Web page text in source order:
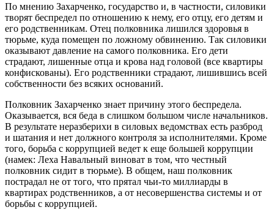
По мнению Захарченко, государство и, в частности, силовики
творят беспредел по отношению к нему, его отцу, его детям и
его родственникам. Отец полковника лишился здоровья в
тюрьме, куда помещен по ложному обвинению. Так силовики
оказывают давление на самого полковника. Его дети
страдают, лишенные отца и крова над головой (все квартиры
конфискованы). Его родственники страдают, лишившись всей
собственности без всяких оснований.
Полковник Захарченко знает причину этого беспредела.
Оказывается, вся беда в слишком большом числе начальников.
В результате неразберихи в силовых ведомствах есть разброд
и шатания и нет должного контроля за исполнителями. Кроме
того, борьба с коррупцией ведет к еще большей коррупции
(намек: Леха Навальный виноват в том, что честный
полковник сидит в тюрьме). В общем, наш полковник
пострадал не от того, что прятал чьи-то миллиарды в
квартирах родственников, а от несовершенства системы и от
борьбы с коррупцией.